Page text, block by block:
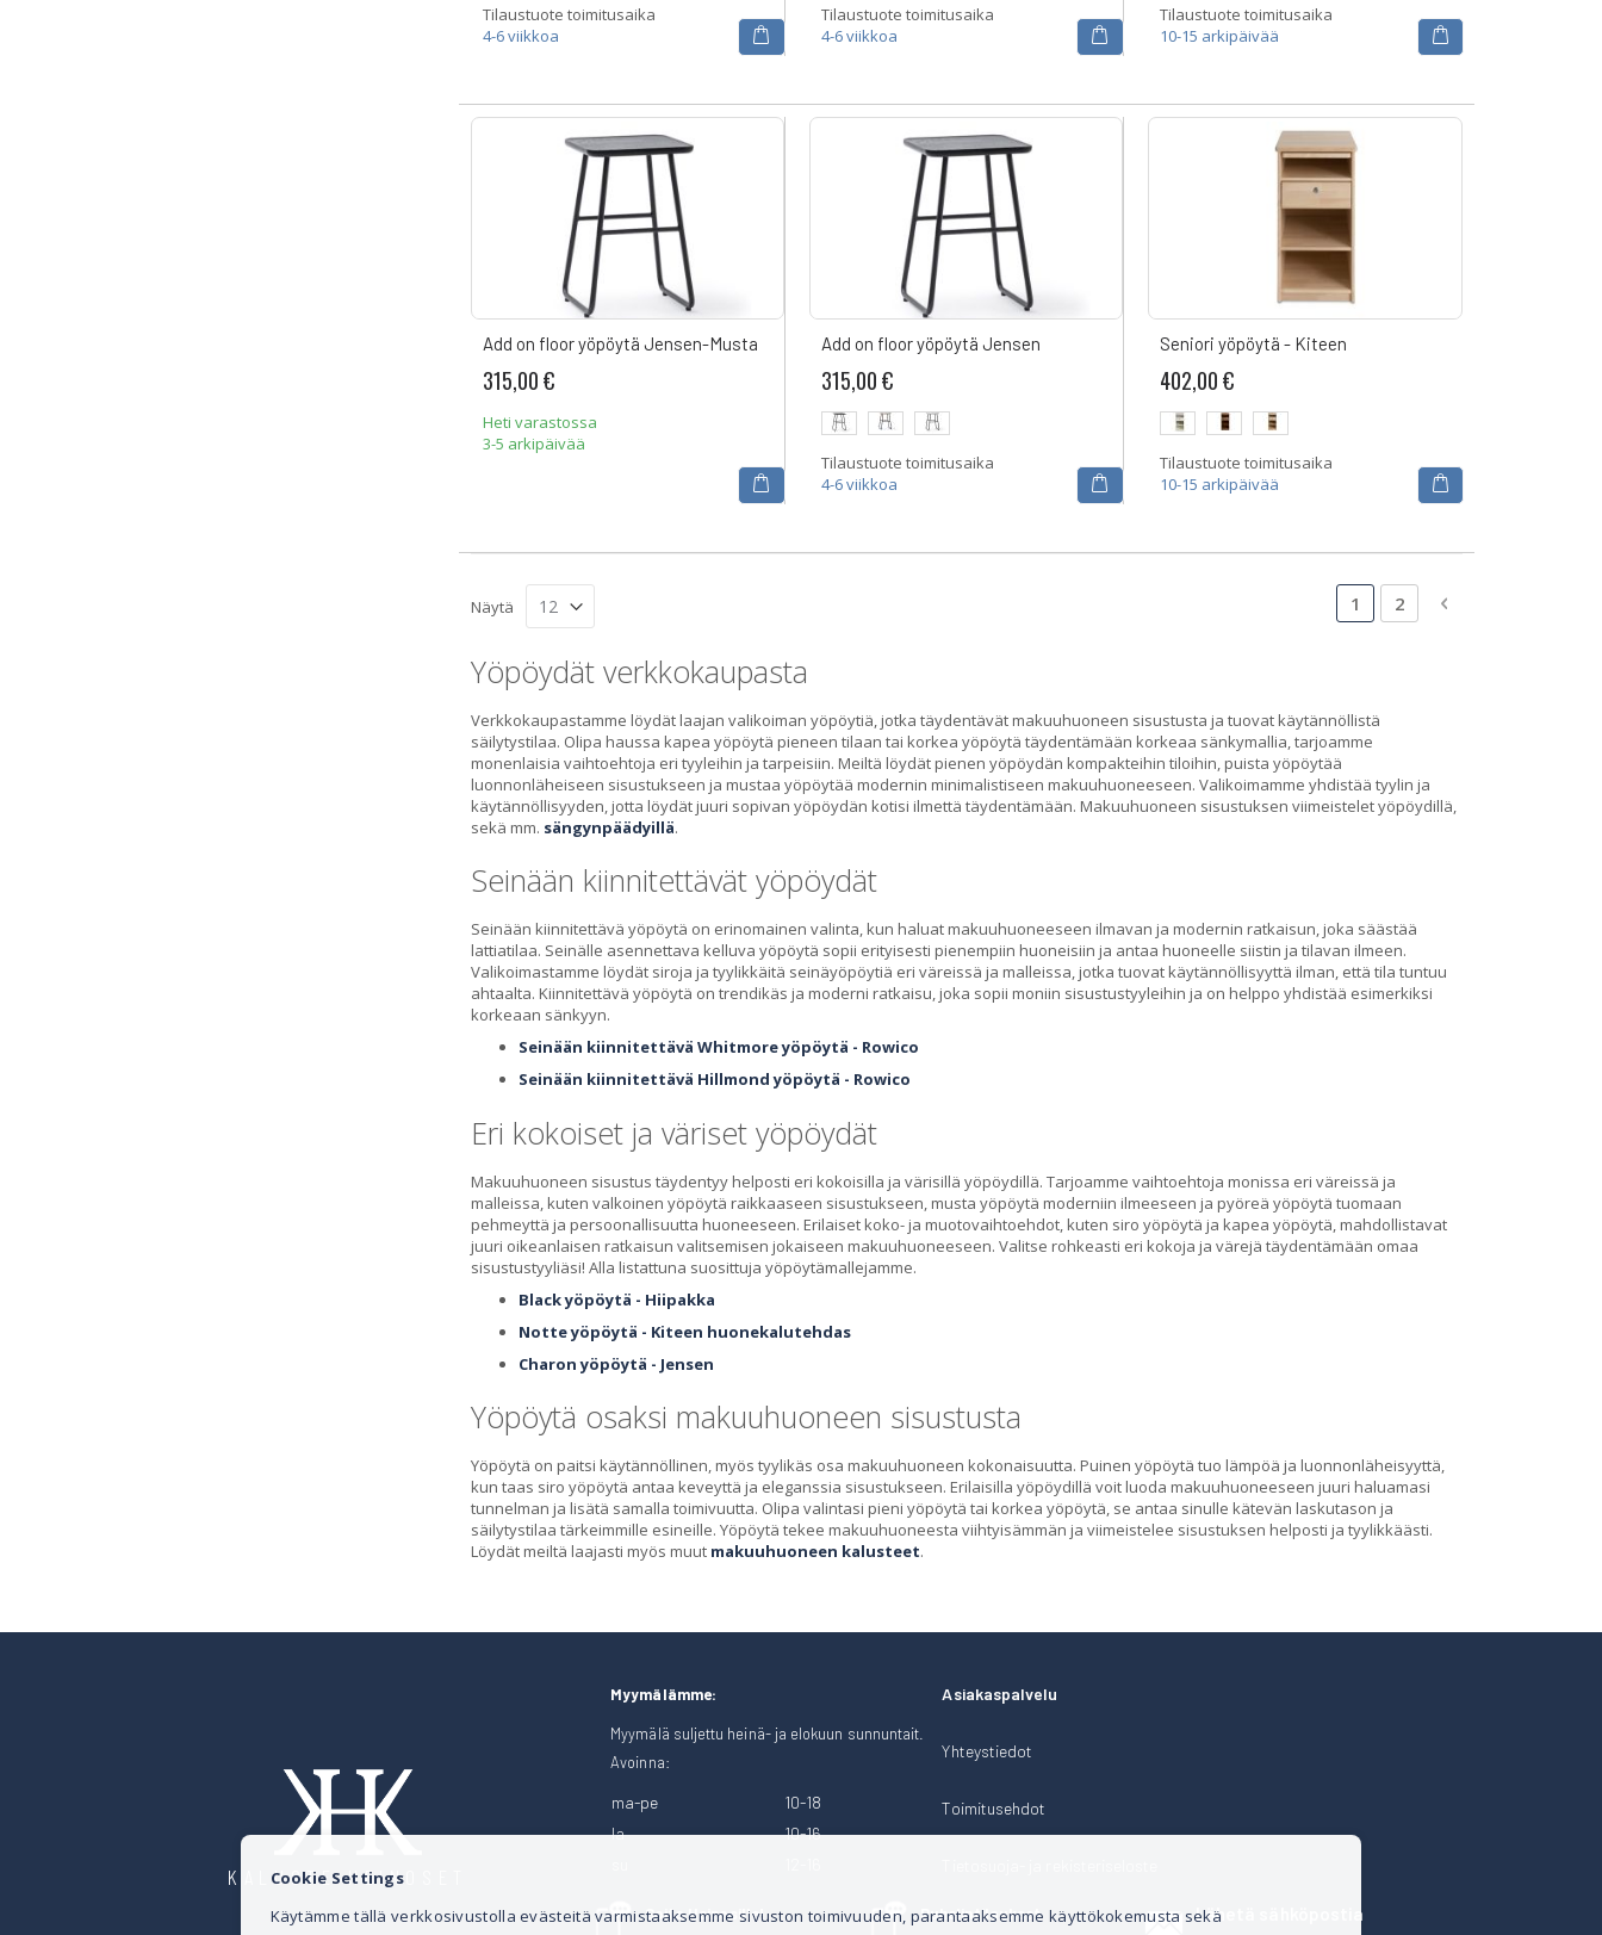
Tilaustuote toimitusaika
4-6 viikkoa
Tilaustuote toimitusaika
4-6 viikkoa
Tilaustuote toimitusaika
10-15 arkipäivää
Add on floor yöpöytä Jensen-Musta
315,00 €
Heti varastossa
3-5 arkipäivää
Add on floor yöpöytä Jensen
315,00 €
Tilaustuote toimitusaika
4-6 viikkoa
Seniori yöpöytä - Kiteen
402,00 €
Tilaustuote toimitusaika
10-15 arkipäivää
SivuLuet tällä hetkellä sivua
1 Sivu
2 Sivu
Siirry
Näytä
Yöpöydät verkkokaupasta
Verkkokaupastamme löydät laajan valikoiman yöpöytiä, jotka täydentävät makuuhuoneen sisustusta ja tuovat käytännöllistä
säilytystilaa. Olipa haussa kapea yöpöytä pieneen tilaan tai korkea yöpöytä täydentämään korkeaa sänkymallia, tarjoamme
monenlaisia vaihtoehtoja eri tyyleihin ja tarpeisiin. Meiltä löydät pienen yöpöydän kompakteihin tiloihin, puista yöpöytää
luonnonläheiseen sisustukseen ja mustaa yöpöytää modernin minimalistiseen makuuhuoneeseen. Valikoimamme yhdistää tyylin ja
käytännöllisyyden, jotta löydät juuri sopivan yöpöydän kotisi ilmettä täydentämään. Makuuhuoneen sisustuksen viimeistelet yöpöydillä,
sekä mm. sängynpäädyillä.
Seinään kiinnitettävät yöpöydät
Seinään kiinnitettävä yöpöytä on erinomainen valinta, kun haluat makuuhuoneeseen ilmavan ja modernin ratkaisun, joka säästää
lattiatilaa. Seinälle asennettava kelluva yöpöytä sopii erityisesti pienempiin huoneisiin ja antaa huoneelle siistin ja tilavan ilmeen.
Valikoimastamme löydät siroja ja tyylikkäitä seinäyöpöytiä eri väreissä ja malleissa, jotka tuovat käytännöllisyyttä ilman, että tila tuntuu
ahtaalta. Kiinnitettävä yöpöytä on trendikäs ja moderni ratkaisu, joka sopii moniin sisustustyyleihin ja on helppo yhdistää esimerkiksi
korkeaan sänkyyn.
Seinään kiinnitettävä Whitmore yöpöytä - Rowico
Seinään kiinnitettävä Hillmond yöpöytä - Rowico
Eri kokoiset ja väriset yöpöydät
Makuuhuoneen sisustus täydentyy helposti eri kokoisilla ja värisillä yöpöydillä. Tarjoamme vaihtoehtoja monissa eri väreissä ja
malleissa, kuten valkoinen yöpöytä raikkaaseen sisustukseen, musta yöpöytä moderniin ilmeeseen ja pyöreä yöpöytä tuomaan
pehmeyttä ja persoonallisuutta huoneeseen. Erilaiset koko- ja muotovaihtoehdot, kuten siro yöpöytä ja kapea yöpöytä, mahdollistavat
juuri oikeanlaisen ratkaisun valitsemisen jokaiseen makuuhuoneeseen. Valitse rohkeasti eri kokoja ja värejä täydentämään omaa
sisustustyyliäsi! Alla listattuna suosittuja yöpöytämallejamme.
Black yöpöytä - Hiipakka
Notte yöpöytä - Kiteen huonekalutehdas
Charon yöpöytä - Jensen
Yöpöytä osaksi makuuhuoneen sisustusta
Yöpöytä on paitsi käytännöllinen, myös tyylikäs osa makuuhuoneen kokonaisuutta. Puinen yöpöytä tuo lämpöä ja luonnonläheisyyttä,
kun taas siro yöpöytä antaa keveyttä ja eleganssia sisustukseen. Erilaisilla yöpöydillä voit luoda makuuhuoneeseen juuri haluamasi
tunnelman ja lisätä samalla toimivuutta. Olipa valintasi pieni yöpöytä tai korkea yöpöytä, se antaa sinulle kätevän laskutason ja
säilytystilaa tärkeimmille esineille. Yöpöytä tekee makuuhuoneesta viihtyisämmän ja viimeistelee sisustuksen helposti ja tyylikkäästi.
Löydät meiltä laajasti myös muut makuuhuoneen kalusteet.
Myymälämme:
Myymälä suljettu heinä- ja elokuun sunnuntait.
Avoinna:
ma-pe
10-18
la
10-16
Asiakaspalvelu
Yhteystiedot
Toimitusehdot
Soita Heinosille!
Puhelintilaukset
Lähetä sähköpostia
KALUSTE HEINOSET
Cookie Settings
Käytämme tällä verkkosivustolla evästeitä varmistaaksemme sivuston toimivuuden, parantaaksemme käyttökokemusta sekä